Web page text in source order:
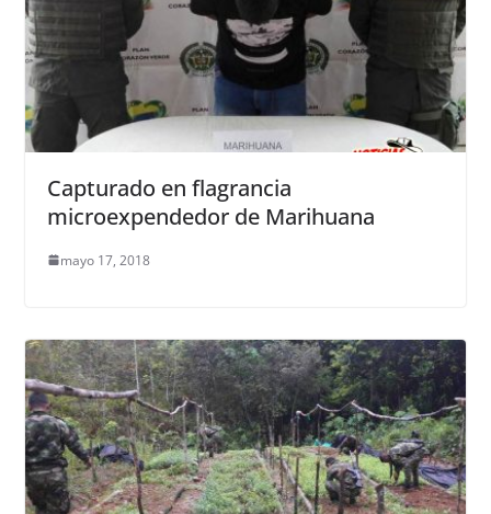
Capturado en flagrancia
microexpendedor de Marihuana
mayo 17, 2018